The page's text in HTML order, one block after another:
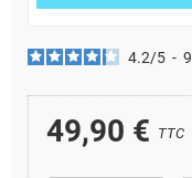
4.2/5 - 9
49,90 € TTC